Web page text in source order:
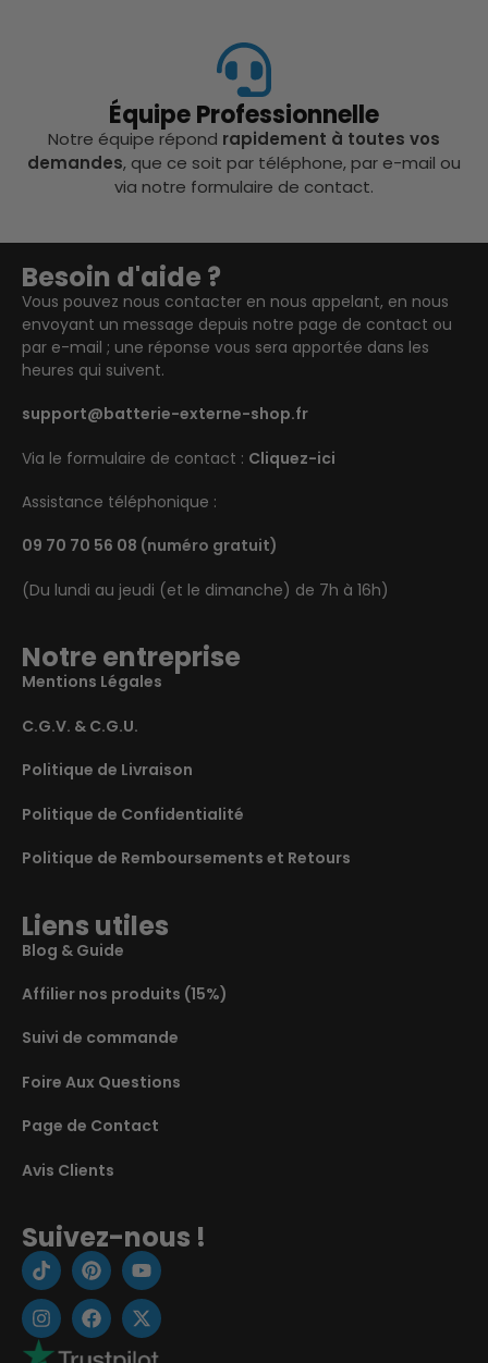
Équipe Professionnelle
Notre équipe répond rapidement à toutes vos
demandes, que ce soit par téléphone, par e-mail ou
via notre formulaire de contact.
Besoin d'aide ?
Vous pouvez nous contacter en nous appelant, en nous
envoyant un message depuis notre page de contact ou
par e-mail ; une réponse vous sera apportée dans les
heures qui suivent.
support@batterie-externe-shop.fr
Via le formulaire de contact : Cliquez-ici
Assistance téléphonique :
09 70 70 56 08 (numéro gratuit)
(Du lundi au jeudi (et le dimanche) de 7h à 16h)
Notre entreprise
Mentions Légales
C.G.V. & C.G.U.
Politique de Livraison
Politique de Confidentialité
Politique de Remboursements et Retours
Liens utiles
Blog & Guide
Affilier nos produits (15%)
Suivi de commande
Foire Aux Questions
Page de Contact
Avis Clients
Suivez-nous !